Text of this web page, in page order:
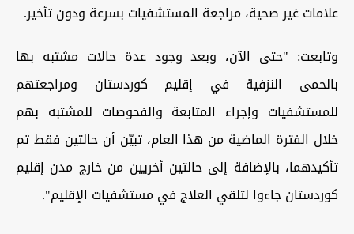
علامات غير صحية، مراجعة المستشفيات بسرعة ودون تأخير.
وتابعت: "حتى الآن، وبعد وجود عدة حالات مشتبه بها
بالحمى النزفية في إقليم كوردستان ومراجعتهم
للمستشفيات وإجراء المتابعة والفحوصات للمشتبه بهم
خلال الفترة الماضية من هذا العام، تبيّن أن حالتين فقط تم
تأكيدهما، بالإضافة إلى حالتين أخريين من خارج مدن إقليم
كوردستان جاءوا لتلقي العلاج في مستشفيات الإقليم".